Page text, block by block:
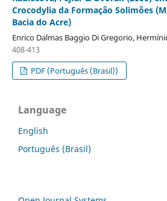
Crocodylia da Formação Solimões
Bacia do Acre)
Enrico Dalmas Baggio Di Gregorio,
408-413
PDF (Português (Brasil))
Language
English
Português (Brasil)